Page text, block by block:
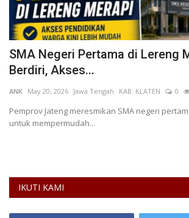
SMA Negeri Pertama di Lereng
Berdiri, Akses...
ANK May 20, 2026 Jawa Tengah KAB. KLATEN 0
Pemprov Jateng meresmikan SMA negeri
untuk mempermudah...
IKUTI KAMI